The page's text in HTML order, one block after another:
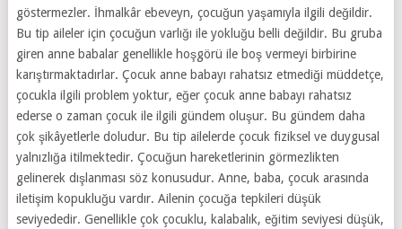
göstermezler. İhmalkâr ebeveyn, çocuğun yaşamıyla ilgili değildir.
Bu tip aileler için çocuğun varlığı ile yokluğu belli değildir. Bu gruba
giren anne babalar genellikle hoşgörü ile boş vermeyi birbirine
karıştırmaktadırlar. Çocuk anne babayı rahatsız etmediği müddetçe,
çocukla ilgili problem yoktur, eğer çocuk anne babayı rahatsız
ederse o zaman çocuk ile ilgili gündem oluşur. Bu gündem daha
çok şikâyetlerle doludur. Bu tip ailelerde çocuk fiziksel ve duygusal
yalnızlığa itilmektedir. Çocuğun hareketlerinin görmezlikten
gelinerek dışlanması söz konusudur. Anne, baba, çocuk arasında
iletişim kopukluğu vardır. Ailenin çocuğa tepkileri düşük
seviyededir. Genellikle çok çocuklu, kalabalık, eğitim seviyesi düşük,